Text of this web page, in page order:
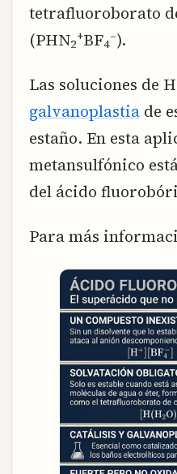
tetrafluoroborato
(PHN2
+BF4
–).
Las soluciones de
galvanoplastia de
estaño. En esta
metansulfónico
del ácido
Para más